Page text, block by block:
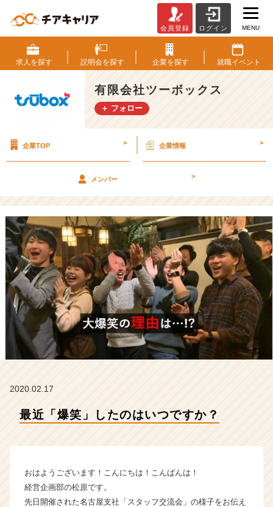
近
「爆
笑」
し
た
の
で
【有
会
社
ツ
ー
ボ
ッ
ク
ス
の
タ
|
ャ
成
会員登録 ログイン MENU
求人を探す 説明会を探す 企業を探す 就職イベント
有限会社ツーボックス
＋ フォロー
企業TOP > 企業情報 >
メンバー >
2020.02.17
最近「爆笑」したのはいつですか？
おはようございます！こんにちは！こんばんは！
経営企画部の松原です。
先日開催された名古屋支社「スタッフ交流会」の様子をお伝え